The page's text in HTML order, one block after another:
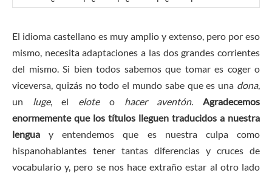
El idioma castellano es muy amplio y extenso, pero por eso
mismo, necesita adaptaciones a las dos grandes corrientes
del mismo. Si bien todos sabemos que tomar es coger o
viceversa, quizás no todo el mundo sabe que es una dona,
un
luge, el elote o hacer aventón.
Agradecemos
enormemente que los títulos lleguen traducidos a nuestra
lenguay entendemos que es nuestra culpa como
hispanohablantes tener tantas diferencias y cruces de
vocabulario y, pero se nos hace extraño estar al otro lado